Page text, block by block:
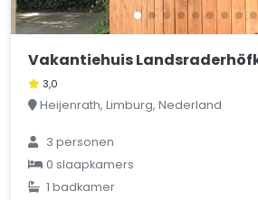
Vakantiehuis
3,0
Heijenrath, Limburg, Nederland
3 personen
0 slaapkamers
1 badkamer